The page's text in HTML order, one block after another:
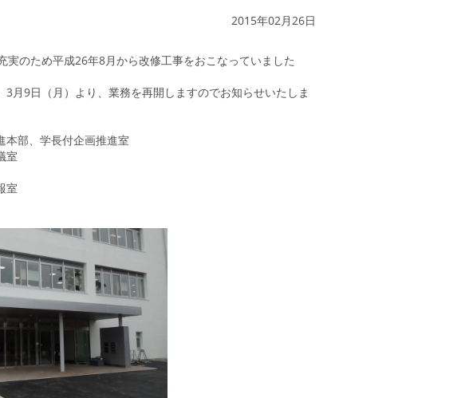
2015年02月26日
のため平成26年8月から改修工事をおこなっていました
月9日（月）より、業務を再開しますのでお知らせいたしま
部、学長付企画推進室